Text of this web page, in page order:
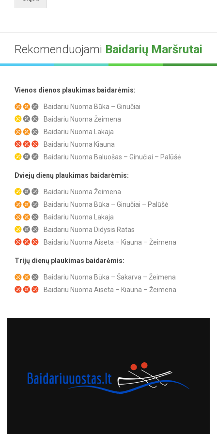
Rekomenduojami Baidarių Maršrutai
Vienos dienos plaukimas baidarėmis:
Baidariu Nuoma Būka – Ginučiai
Baidariu Nuoma Žeimena
Baidariu Nuoma Lakaja
Baidariu Nuoma Kiauna
Baidariu Nuoma Baluošas – Ginučiai – Palūšė
Dviejų dienų plaukimas baidarėmis:
Baidariu Nuoma Žeimena
Baidariu Nuoma Būka – Ginučiai – Palūšė
Baidariu Nuoma Lakaja
Baidariu Nuoma Didysis Ratas
Baidariu Nuoma Aiseta – Kiauna – Žeimena
Trijų dienų plaukimas baidarėmis:
Baidariu Nuoma Būka – Šakarva – Žeimena
Baidariu Nuoma Aiseta – Kiauna – Žeimena